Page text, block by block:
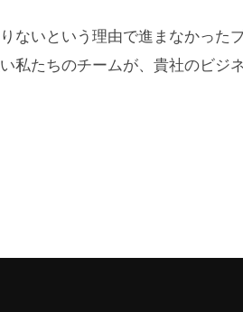
ないという理由で進まなかった
たちのチームが、貴社のビジ